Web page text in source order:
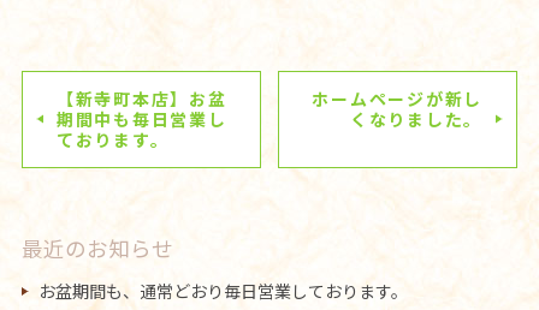
【新寺町本店】お盆
期間中も毎日営業し
ております。
ホームページが新し
くなりました。
最近のお知らせ
お盆期間も、通常どおり毎日営業しております。